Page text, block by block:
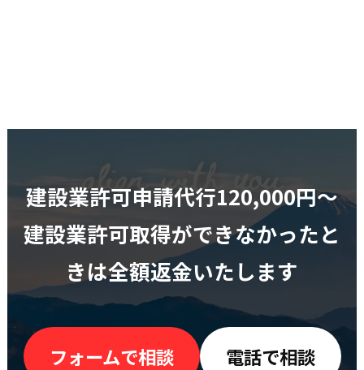
建設業許可申請代行120,000円〜
建設業許可取得ができなかったと
きは全額返金いたします
フォームで相談 電話で相談